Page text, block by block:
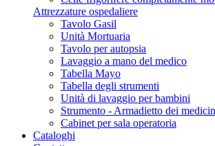
Attrezzature ospedaliere
Tavolo Gasil
Unità Mortuaria
Tavolo per autopsia
Lavaggio a mano del medico
Tabella Mayo
Tabella degli strumenti
Unità di lavaggio per bambini
Strumento - Armadietto dei
Cabinet per sala operatoria
Cataloghi